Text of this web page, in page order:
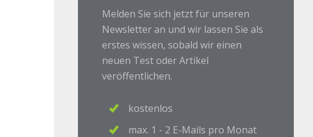
Melden Sie sich jetzt für unseren
Newsletter an und wir lassen Sie als
erstes wissen, sobald wir einen
neuen Test oder Artikel
veröffentlichen.
kostenlos
max. 1 - 2 E-Mails pro Monat